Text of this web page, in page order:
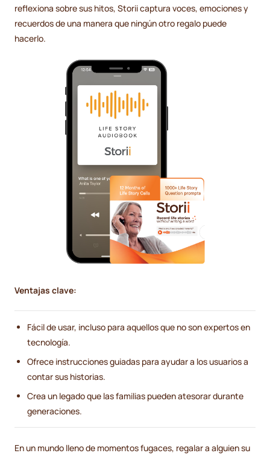
reflexiona sobre sus hitos, Storii captura voces, emociones y
recuerdos de una manera que ningún otro regalo puede
hacerlo.
Ventajas clave:
Fácil de usar, incluso para aquellos que no son expertos en
tecnología.
Ofrece instrucciones guiadas para ayudar a los usuarios a
contar sus historias.
Crea un legado que las familias pueden atesorar durante
generaciones.
En un mundo lleno de momentos fugaces, regalar a alguien su